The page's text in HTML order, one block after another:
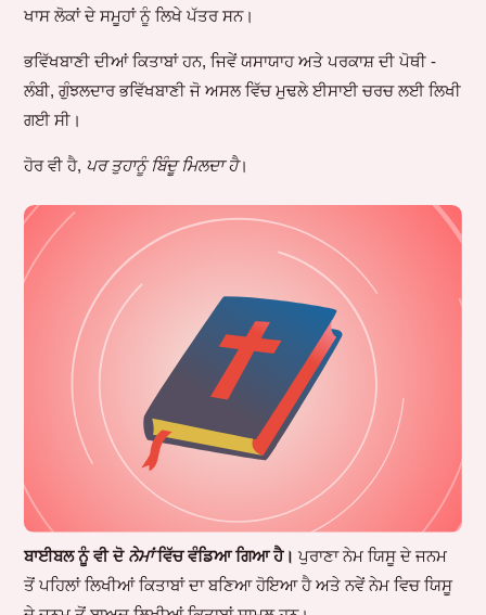
ਖਾਸ ਲੋਕਾਂ ਦੇ ਸਮੂਹਾਂ ਨੂੰ ਲਿਖੇ ਪੱਤਰ ਸਨ।
ਭਵਿੱਖਬਾਣੀ ਦੀਆਂ ਕਿਤਾਬਾਂ ਹਨ, ਜਿਵੇਂ ਯਸਾਯਾਹ ਅਤੇ ਪਰਕਾਸ਼ ਦੀ ਪੋਥੀ -
ਲੰਬੀ, ਗੁੰਝਲਦਾਰ ਭਵਿੱਖਬਾਣੀ ਜੋ ਅਸਲ ਵਿੱਚ ਮੁਢਲੇ ਈਸਾਈ ਚਰਚ ਲਈ ਲਿਖੀ
ਗਈ ਸੀ।
ਹੋਰ ਵੀ ਹੈ, ਪਰ ਤੁਹਾਨੂੰ ਬਿੰਦੂ ਮਿਲਦਾ ਹੈ।
ਬਾਈਬਲ ਨੂੰ ਵੀ ਦੋ ਨੇਮਾਂਵਿੱਚ ਵੰਡਿਆ ਗਿਆ ਹੈ। ਪੁਰਾਣਾ ਨੇਮ ਯਿਸੂ ਦੇ ਜਨਮ
ਤੋਂ ਪਹਿਲਾਂ ਲਿਖੀਆਂ ਕਿਤਾਬਾਂ ਦਾ ਬਣਿਆ ਹੋਇਆ ਹੈ ਅਤੇ ਨਵੇਂ ਨੇਮ ਵਿਚ ਯਿਸੂ